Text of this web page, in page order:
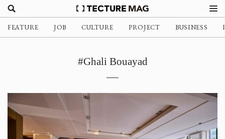
FEATURE JOB CULTURE PROJECT BUSINESS
#Ghali Bouayad